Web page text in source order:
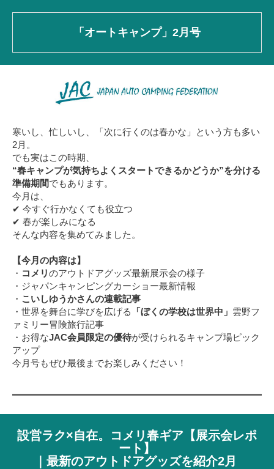
「オートキャンプ」2月号
寒いし、忙しいし、
「次に行くのは春かな」という方も多い
2月。
でも実はこの時期、
“春キャンプが気持ちよくスタートできるかどうか”を分ける
準備期間でもあります。
今月は、
✔ 今すぐ行かなくても役立つ
✔ 春が楽しみになる
そんな内容を集めてみました。
【今月の内容は】
・ コメリのアウトドアグッズ最新展示会の様子
・ジャパンキャンピングカーショー最新情報
・ こいしゆうかさんの連載記事
・ 世界を舞台に学びを広げる 「ぼくの学校は世界中」 雲野フ
ァミリー冒険旅行記事
・お得なJAC会員限定の優待が受けられるキャンプ場ピック
アップ
今月号もぜひ最後までお楽しみください！
設営ラク×自在。コメリ春ギア【展示会レポ
ート】
｜最新のアウトドアグッズを紹介2月